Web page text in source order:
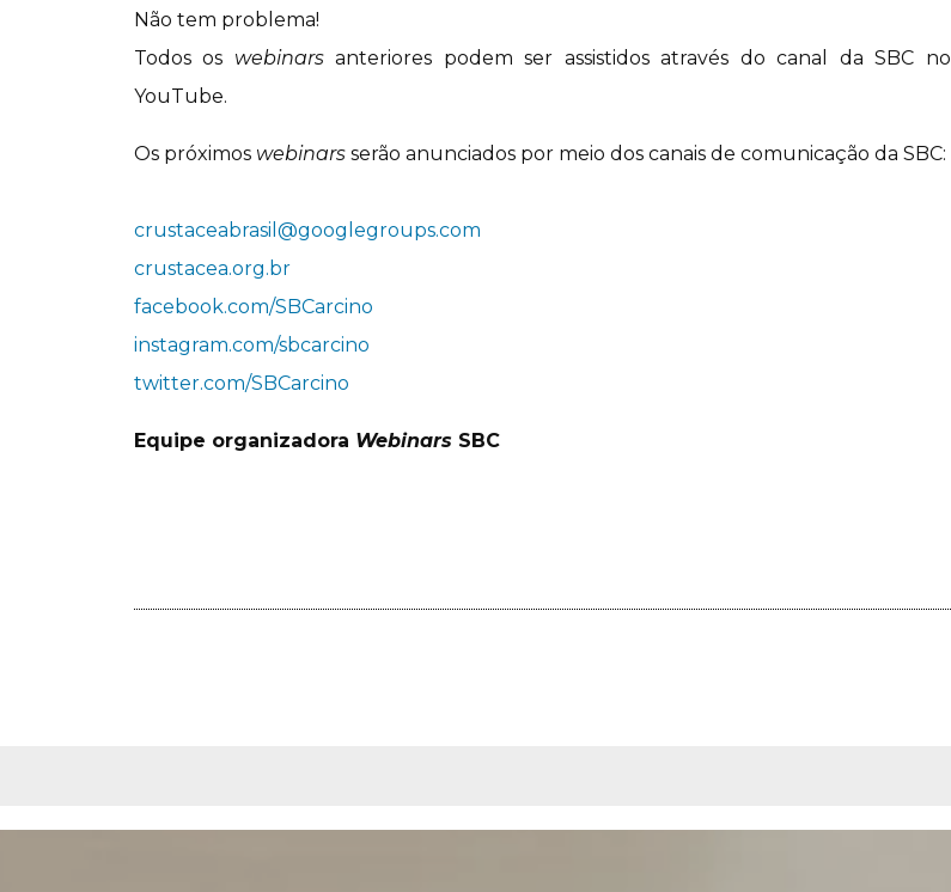
Não tem problema!
Todos os webinars anteriores podem ser assistidos através do canal da SBC no
YouTube.
Os próximos webinars serão anunciados por meio dos canais de comunicação da SBC:
crustaceabrasil@googlegroups.com
crustacea.org.br
facebook.com/SBCarcino
instagram.com/sbcarcino
twitter.com/SBCarcino
Equipe organizadora Webinars SBC